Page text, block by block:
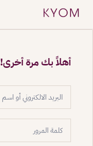
أهلاً بك مرة أخرى!